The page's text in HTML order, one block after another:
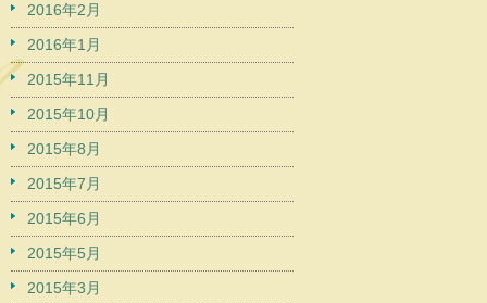
2016年2月
2016年1月
2015年11月
2015年10月
2015年8月
2015年7月
2015年6月
2015年5月
2015年3月